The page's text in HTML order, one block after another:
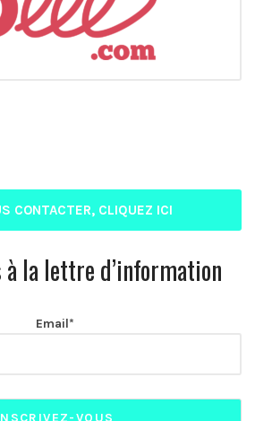
CONTACTER, CLIQUEZ ICI
à la lettre d’information
Email*